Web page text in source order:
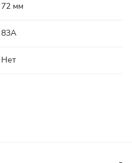
72 мм
83A
Нет